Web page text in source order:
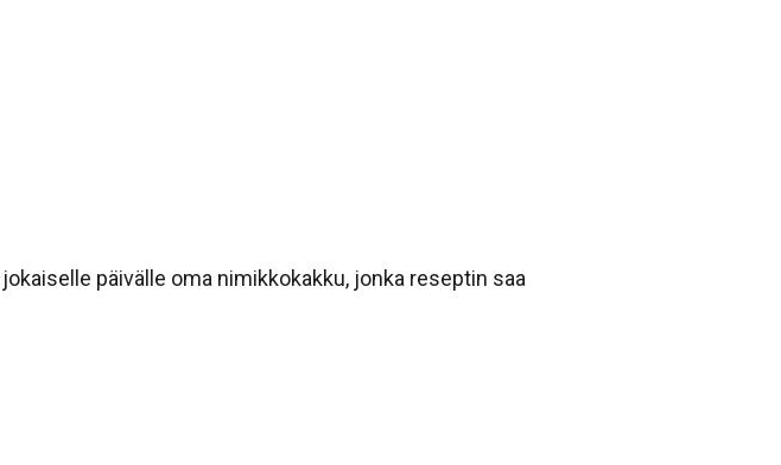
päivälle oma nimikkokakku, jonka reseptin saa